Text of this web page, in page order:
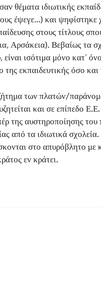
θέματα ιδιωτικής
έψεγε…) και ψηφίστηκε
στους τίτλους
Αρσάκεια). Βεβαίως τα
ισότιμα μόνο κατ’
της εκπαιδευτικής όσο
των πλατών/
και σε επίπεδο
της αυστηροποίησης
από τα ιδιωτικά
στο απυρόβλητο
εν κράτει.